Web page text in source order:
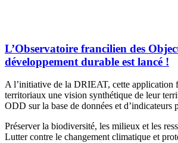
L’Observatoire francilien des
développement durable est lancé !
A l’initiative de la DRIEAT, cette application
territoriaux une vision synthétique de leur
ODD sur la base de données et d’indicateurs
Préserver la biodiversité, les milieux et les
Lutter contre le changement climatique et